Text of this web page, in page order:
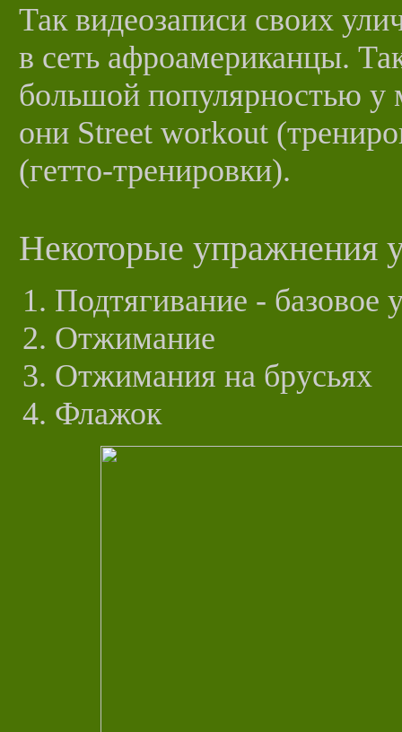
Так видеозаписи своих
в сеть афроамериканцы.
большой популярностью у
они Street workout
(гетто-тренировки).
Некоторые упражнения
Подтягивание - базовое
Отжимание
Отжимания на брусьях
Флажок